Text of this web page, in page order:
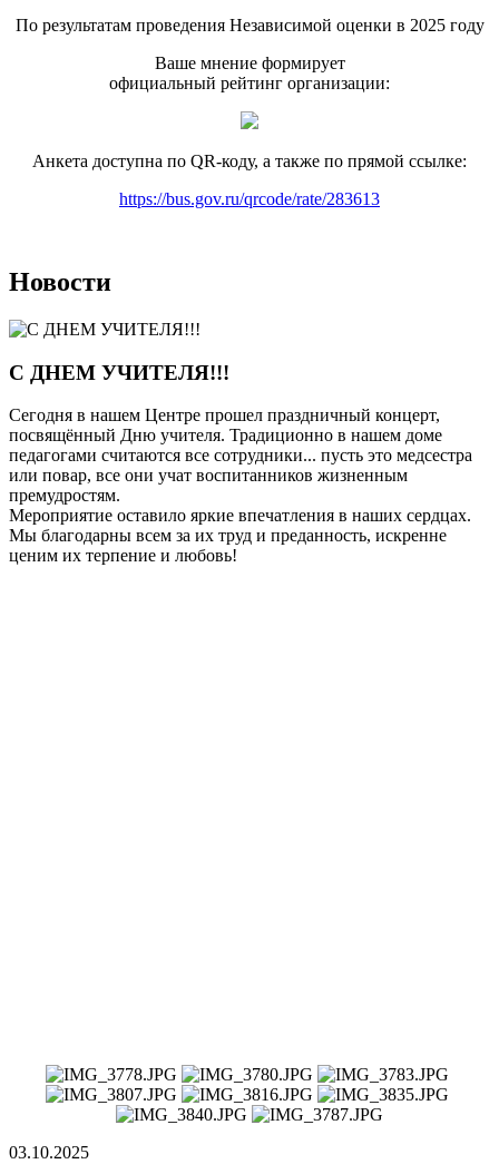
По результатам проведения Независимой оценки в 2025 году
Ваше мнение формирует
официальный рейтинг организации:
Анкета доступна по QR-коду, а также по прямой ссылке:
https://bus.gov.ru/qrcode/rate/283613
Новости
С ДНЕМ УЧИТЕЛЯ!!!
Сегодня в нашем Центре прошел праздничный концерт,
посвящённый Дню учителя. Традиционно в нашем доме
педагогами считаются все сотрудники... пусть это медсестра
или повар, все они учат воспитанников жизненным
премудростям.
Мероприятие оставило яркие впечатления в наших сердцах.
Мы благодарны всем за их труд и преданность, искренне
ценим их терпение и любовь!
03.10.2025